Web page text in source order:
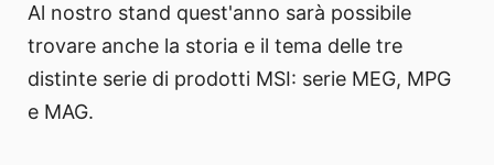
Al nostro stand quest'anno sarà possibile
trovare anche la storia e il tema delle tre
distinte serie di prodotti MSI: serie MEG, MPG
e MAG.